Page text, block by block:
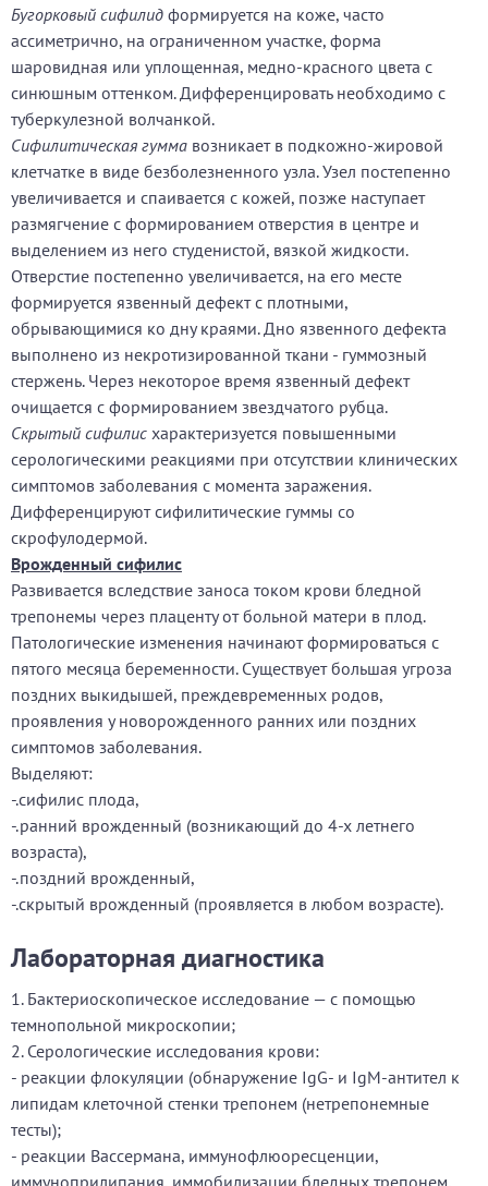
Бугорковый сифилид формируется на коже, часто
ассиметрично, на ограниченном участке, форма
шаровидная или уплощенная, медно-красного цвета с
синюшным оттенком. Дифференцировать необходимо с
туберкулезной волчанкой.
Сифилитическая гумма возникает в подкожно-жировой
клетчатке в виде безболезненного узла. Узел постепенно
увеличивается и спаивается с кожей, позже наступает
размягчение с формированием отверстия в центре и
выделением из него студенистой, вязкой жидкости.
Отверстие постепенно увеличивается, на его месте
формируется язвенный дефект с плотными,
обрывающимися ко дну краями. Дно язвенного дефекта
выполнено из некротизированной ткани - гуммозный
стержень. Через некоторое время язвенный дефект
очищается с формированием звездчатого рубца.
Скрытый сифилис характеризуется повышенными
серологическими реакциями при отсутствии клинических
симптомов заболевания с момента заражения.
Дифференцируют сифилитические гуммы со
скрофулодермой.
Врожденный сифилис
Развивается вследствие заноса током крови бледной
трепонемы через плаценту от больной матери в плод.
Патологические изменения начинают формироваться с
пятого месяца беременности. Существует большая угроза
поздних выкидышей, преждевременных родов,
проявления у новорожденного ранних или поздних
симптомов заболевания.
Выделяют:
-.сифилис плода,
-.ранний врожденный (возникающий до 4-х летнего
возраста),
-.поздний врожденный,
-.скрытый врожденный (проявляется в любом возрасте).
Лабораторная диагностика
1. Бактериоскопическое исследование — с помощью
темнопольной микроскопии;
2. Серологические исследования крови:
- реакции флокуляции (обнаружение IgG- и IgM-антител к
липидам клеточной стенки трепонем (нетрепонемные
тесты);
- реакции Вассермана, иммунофлюоресценции,
иммуноприлипания, иммобилизации бледных трепонем,